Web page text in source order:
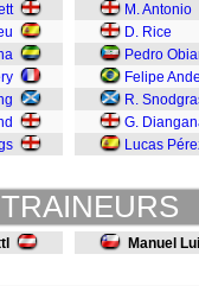
M. Antonio
D. Rice
Pedro
Felipe
R.
G.
Lucas
Manuel